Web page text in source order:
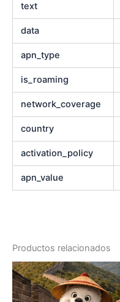
text
data
apn_type
is_roaming
network_coverage
country
activation_policy
apn_value
Productos relacionados